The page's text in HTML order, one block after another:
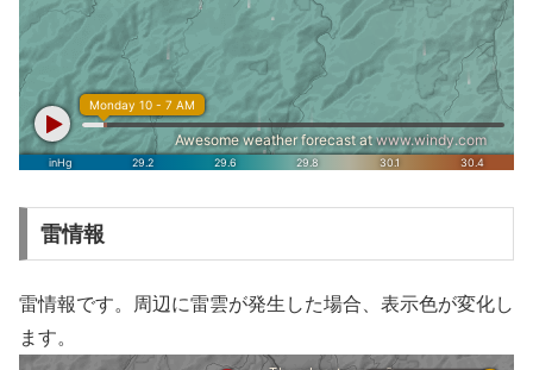
雷情報
雷情報です。周辺に雷雲が発生した場合、表示色が変化し
ます。